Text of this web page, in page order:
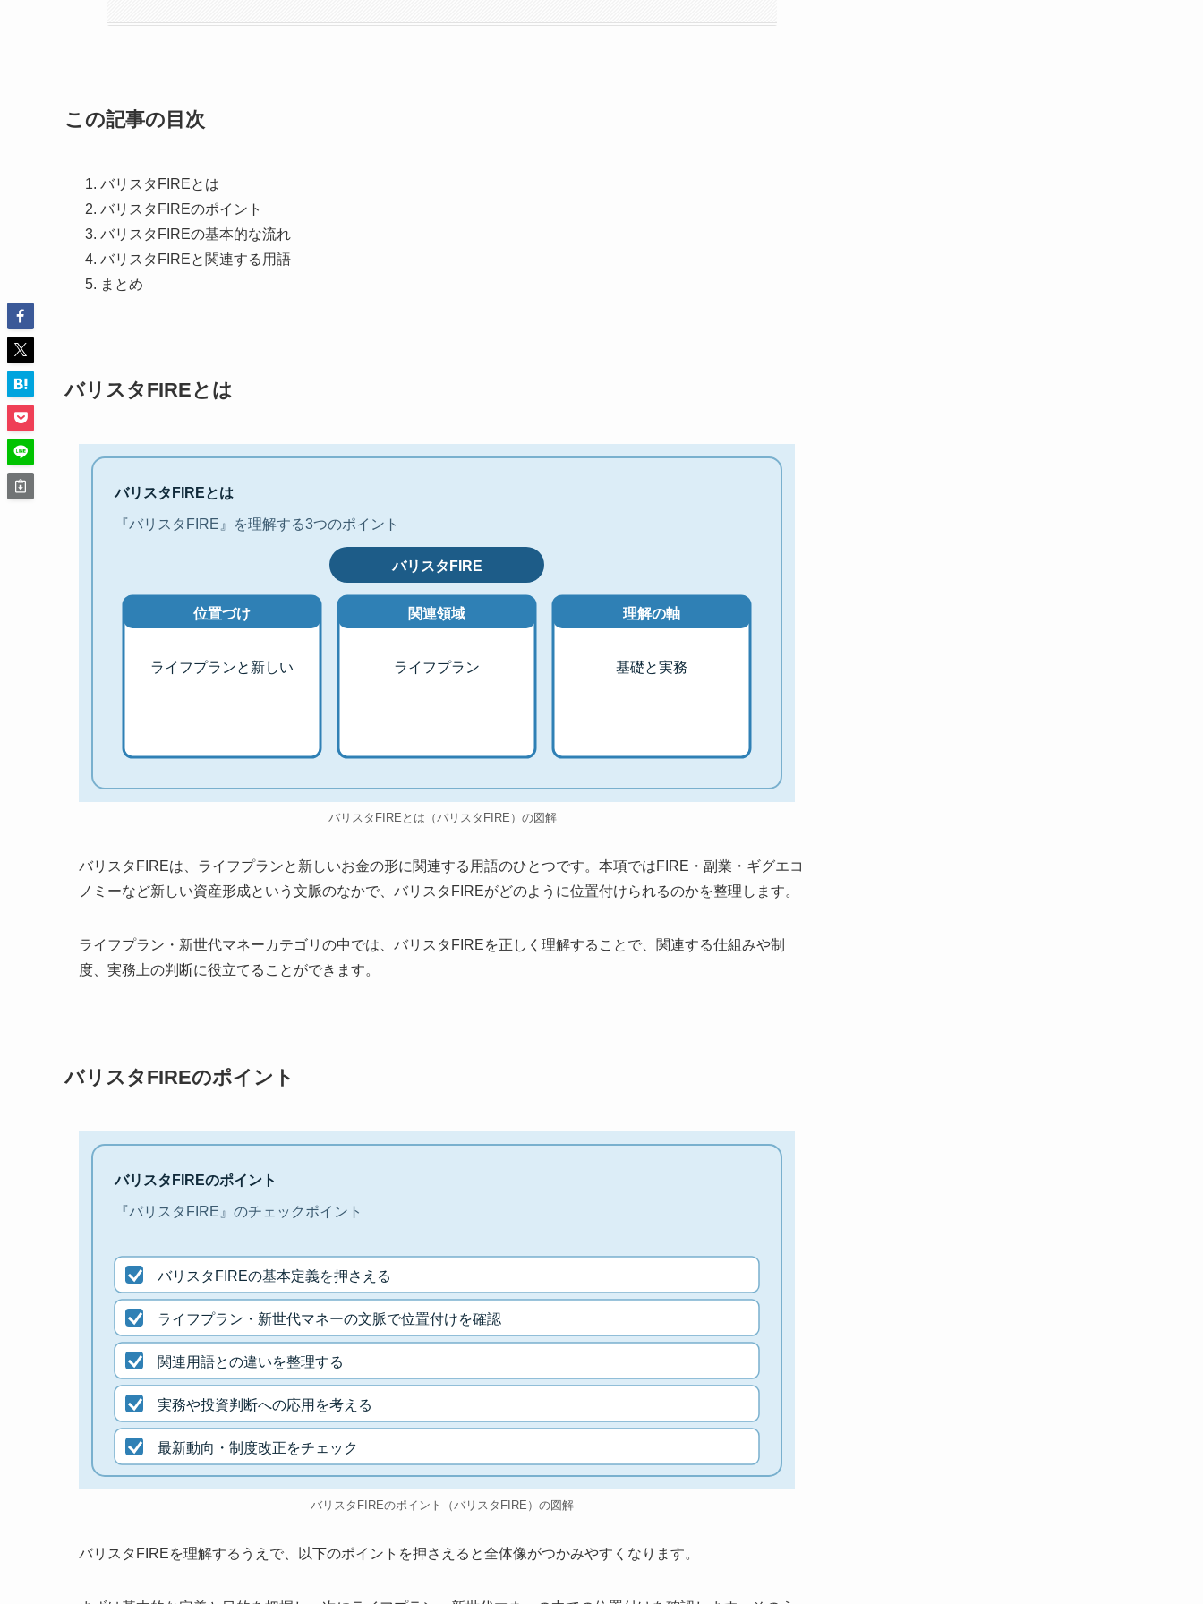
この記事の目次
バリスタFIREとは
バリスタFIREのポイント
バリスタFIREの基本的な流れ
バリスタFIREと関連する用語
まとめ
バリスタFIREとは
バリスタFIREとは
『バリスタFIRE』を理解する3つのポイント
バリスタFIRE
位置づけ
ライフプランと新しい
関連領域
ライフプラン
理解の軸
基礎と実務
バリスタFIREとは（バリスタFIRE）の図解
バリスタFIREは、ライフプランと新しいお金の形に関連する用語のひとつです。本項ではFIRE・副業・ギグエコ
ノミーなど新しい資産形成という文脈のなかで、バリスタFIREがどのように位置付けられるのかを整理します。
ライフプラン・新世代マネーカテゴリの中では、バリスタFIREを正しく理解することで、関連する仕組みや制
度、実務上の判断に役立てることができます。
バリスタFIREのポイント
バリスタFIREのポイント
『バリスタFIRE』のチェックポイント
バリスタFIREの基本定義を押さえる
ライフプラン・新世代マネーの文脈で位置付けを確認
関連用語との違いを整理する
実務や投資判断への応用を考える
最新動向・制度改正をチェック
バリスタFIREのポイント（バリスタFIRE）の図解
バリスタFIREを理解するうえで、以下のポイントを押さえると全体像がつかみやすくなります。